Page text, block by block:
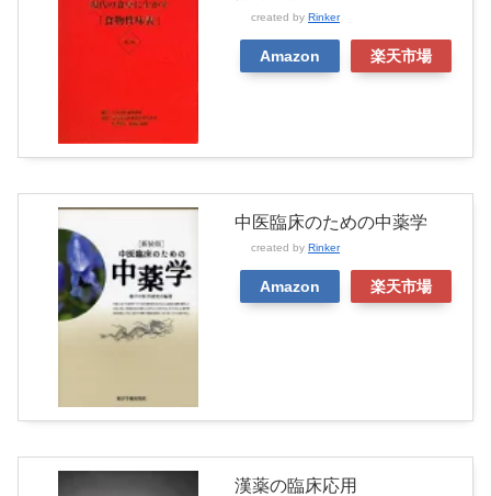
created by Rinker
Amazon 楽天市場
中医臨床のための中薬学
created by Rinker
Amazon 楽天市場
漢薬の臨床応用